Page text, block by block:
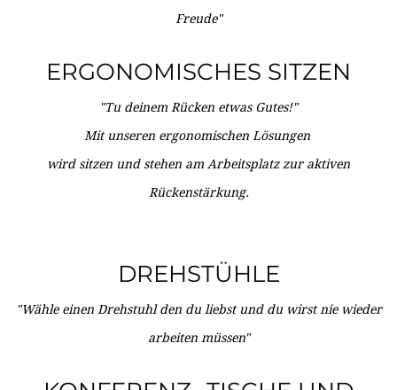
Freude"
ERGONOMISCHES SITZEN
"Tu deinem Rücken etwas Gutes!"
Mit unseren ergonomischen Lösungen
wird sitzen und stehen am Arbeitsplatz zur aktiven
Rückenstärkung.
DREHSTÜHLE
"Wähle einen Drehstuhl den du liebst und du wirst nie wieder
arbeiten müssen"